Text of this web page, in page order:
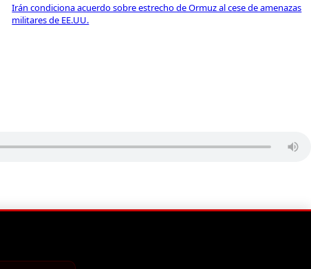
Irán condiciona acuerdo sobre estrecho de Ormuz al cese de amenazas
militares de EE.UU.